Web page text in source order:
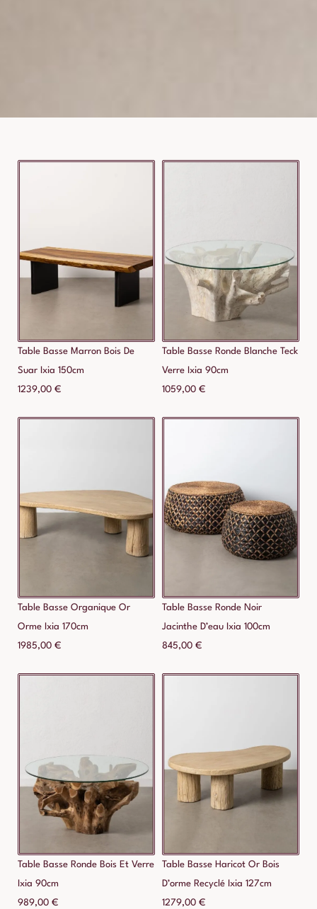
Table Basse Marron Bois De
Suar Ixia 150cm
1239,00 €
Table Basse Ronde Blanche Teck
Verre Ixia 90cm
1059,00 €
Table Basse Organique Or
Orme Ixia 170cm
1985,00 €
Table Basse Ronde Noir
Jacinthe D’eau Ixia 100cm
845,00 €
Table Basse Ronde Bois Et Verre
Ixia 90cm
989,00 €
Table Basse Haricot Or Bois
D’orme Recyclé Ixia 127cm
1279,00 €